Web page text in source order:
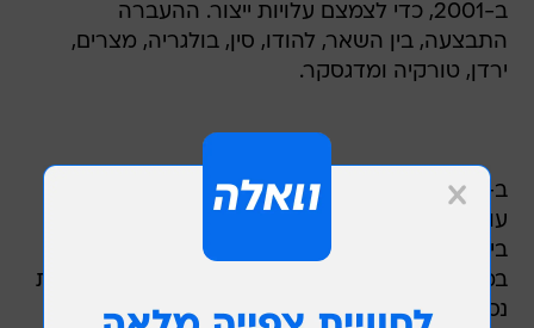
ב-2001, כדי לצמצם עלויות ייצור. ההעברה
התבצעה, בין השאר, להודו, סין, בולגריה, מצרים,
ירדן, טורקיה ומדגסקר.
במכירות - ל-2.6 מיליארד דולר. בשנתיים האחרונות